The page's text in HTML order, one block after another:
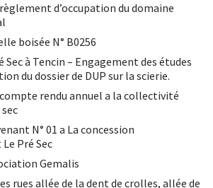
d’occupation du domaine
boisée N° B0256
Sec à Tencin – Engagement des études
du dossier de DUP sur la scierie.
rendu annuel a la collectivité
N° 01 a La concession
Pré Sec
Gemalis
rues allée de la dent de crolles, allée de